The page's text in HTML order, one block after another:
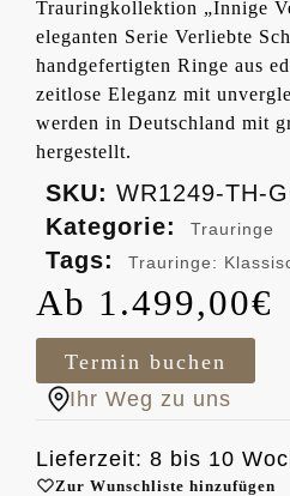
Trauringkollektion „Innige
eleganten Serie Verliebte
handgefertigten Ringe aus
zeitlose Eleganz mit
werden in Deutschland mit
hergestellt.
SKU: WR1249-TH-
Kategorie:
Trauringe
Tags: Trauringe:
1.499,00€
Termin buchen
Ihr Weg zu uns
Lieferzeit: 8 bis 10
Zur Wunschliste hinzufügen